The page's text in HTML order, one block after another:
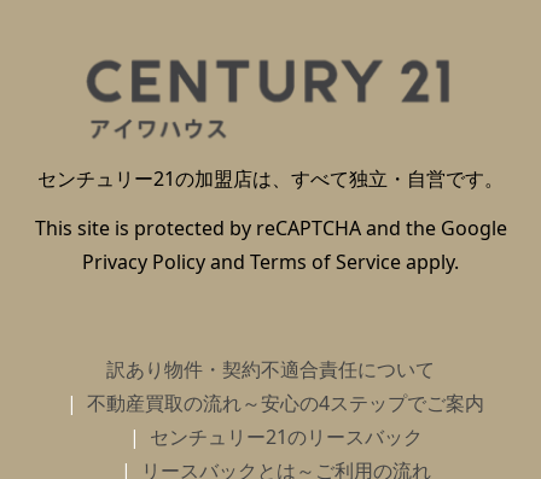
センチュリー21の加盟店は、すべて独立・自営です。
This site is protected by reCAPTCHA and the Google
Privacy Policyand Terms of Serviceapply.
訳あり物件・契約不適合責任について
不動産買取の流れ～安心の4ステップでご案内
センチュリー21のリースバック
リースバックとは～ご利用の流れ